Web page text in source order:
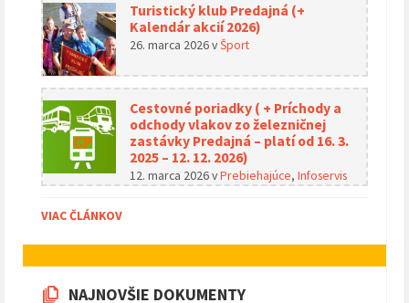
Turistický klub Predajná (+
Kalendár akcií 2026)
26. marca 2026vŠport
Cestovné poriadky ( + Príchody a
odchody vlakov zo železničnej
zastávky Predajná – platí od 16. 3.
2025 – 12. 12. 2026)
12. marca 2026vPrebiehajúce, Infoservis
VIAC ČLÁNKOV
NAJNOVŠIE DOKUMENTY